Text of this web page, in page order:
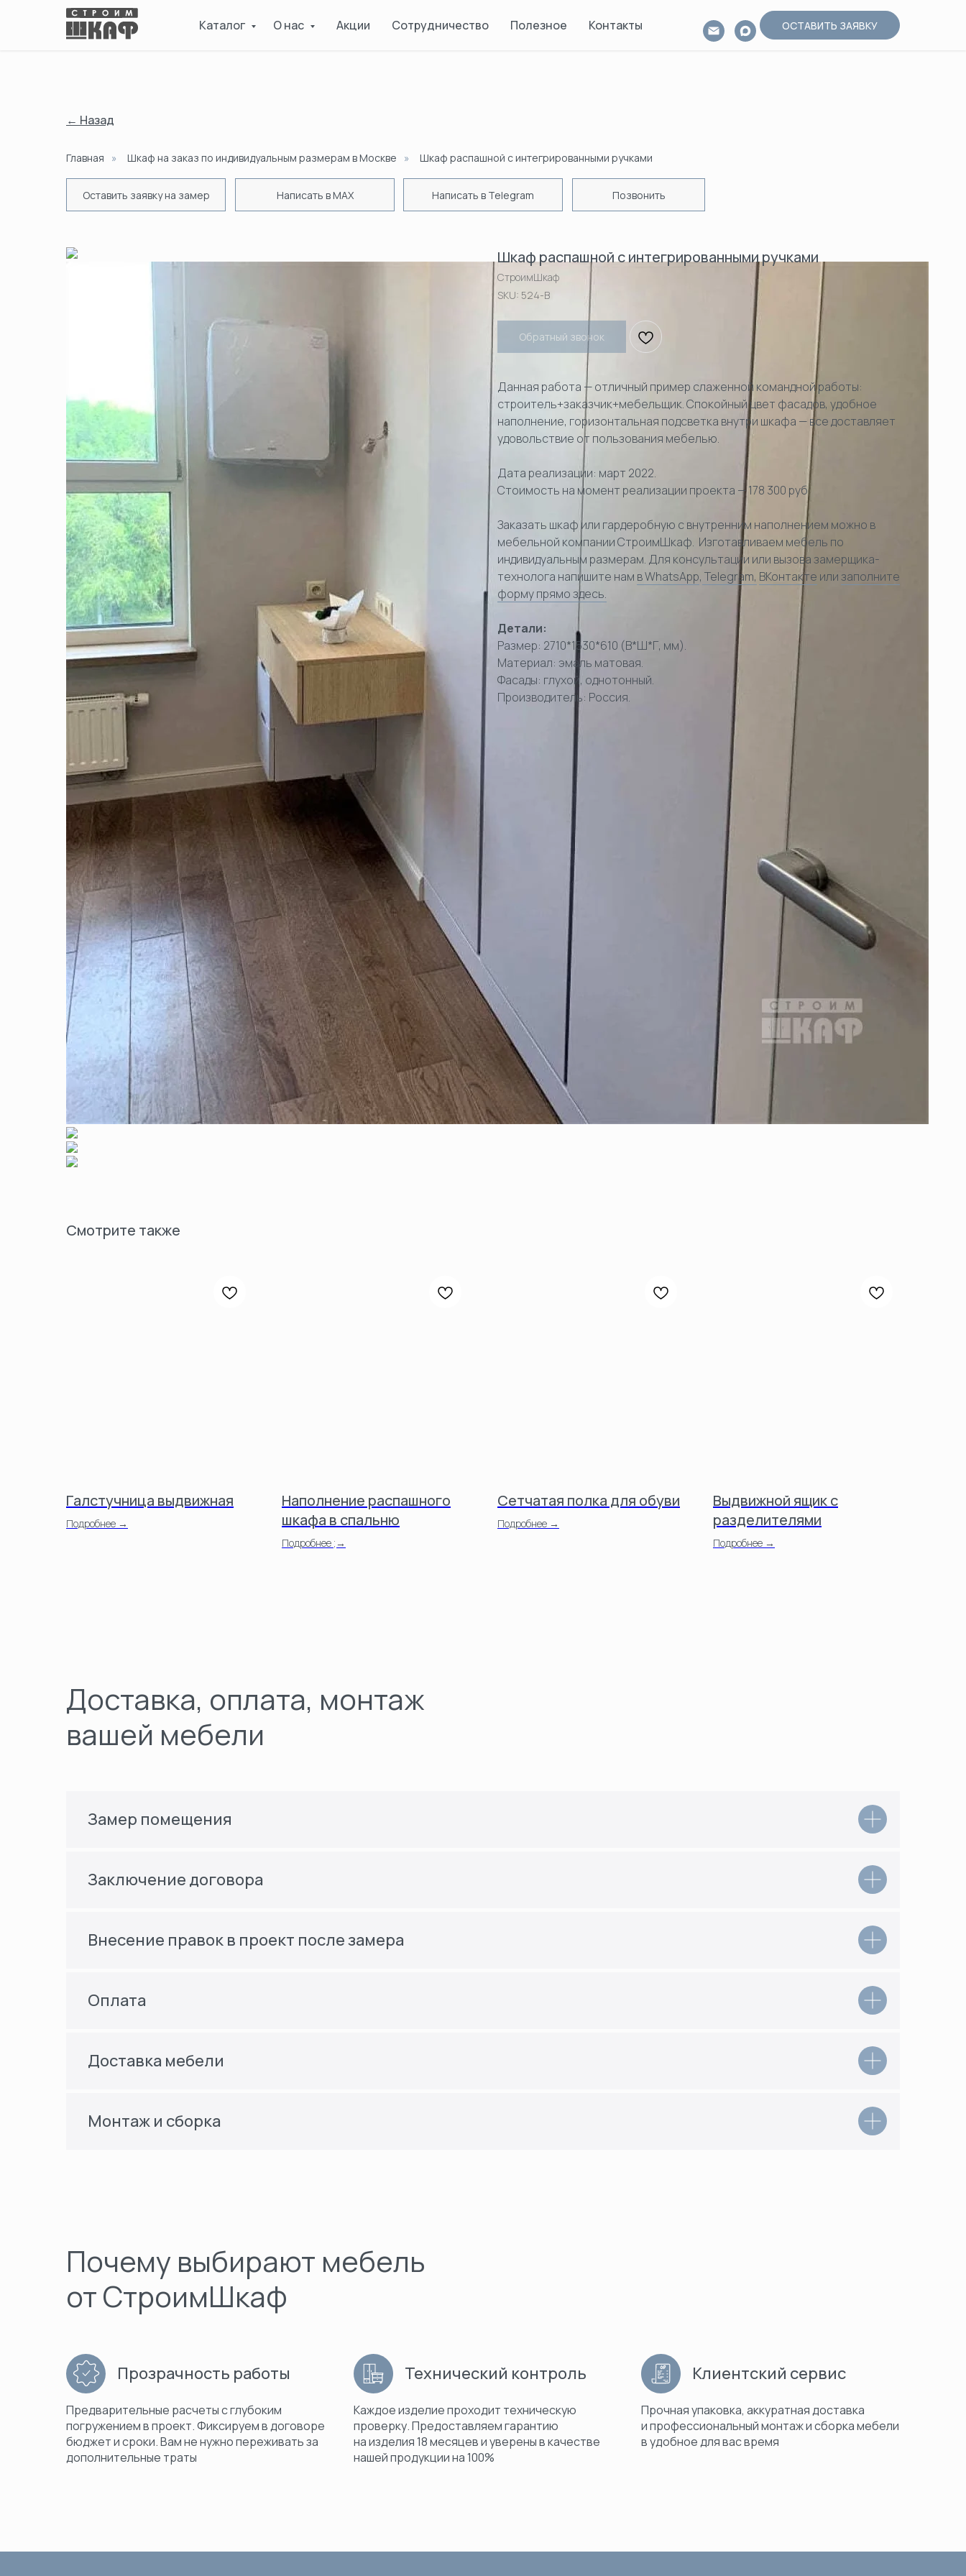
Каталог О нас Акции Сотрудничество Полезное Контакты ОСТАВИТЬ ЗАЯВКУ
← Назад
Главная » Шкаф на заказ по индивидуальным размерам в Москве » Шкаф распашной с интегрированными ручками
Оставить заявку на замер Написать в MAX Написать в Telegram Позвонить
Шкаф распашной с интегрированными ручками
СтроимШкаф
SKU: 524-В
Обратный звонок
Данная работа — отличный пример слаженной командной работы:
строитель+заказчик+мебельщик. Спокойный цвет фасадов, удобное
наполнение, горизонтальная подсветка внутри шкафа — все доставляет
удовольствие от пользования мебелью.
Дата реализации: март 2022.
Стоимость на момент реализации проекта — 178 300 руб
Заказать шкаф или гардеробную с внутренним наполнением можно в
мебельной компании СтроимШкаф. Изготавливаем мебель по
индивидуальным размерам. Для консультации или вызова замерщика-
технолога напишите нам в WhatsApp, Telegram, ВКонтакте илизаполните
форму прямо здесь.
Детали:
Размер: 2710*1530*610 (В*Ш*Г, мм).
Материал: эмаль матовая.
Фасады: глухой, однотонный.
Производитель: Россия.
Смотрите также
Галстучница выдвижная
Подробнее →
Наполнение распашного
шкафа в спальню
Подробнее ;→
Сетчатая полка для обуви
Подробнее →
Выдвижной ящик с
разделителями
Подробнее →
Доставка, оплата, монтаж
вашей мебели
Замер помещения
Заключение договора
Внесение правок в проект после замера
Оплата
Доставка мебели
Монтаж и сборка
Почему выбирают мебель
от СтроимШкаф
Прозрачность работы
Предварительные расчеты с глубоким
погружением в проект. Фиксируем в договоре
бюджет и сроки. Вам не нужно переживать за
дополнительные траты
Технический контроль
Каждое изделие проходит техническую
проверку. Предоставляем гарантию
на изделия 18 месяцев и уверены в качестве
нашей продукции на 100%
Клиентский сервис
Прочная упаковка, аккуратная доставка
и профессиональный монтаж и сборка мебели
в удобное для вас время